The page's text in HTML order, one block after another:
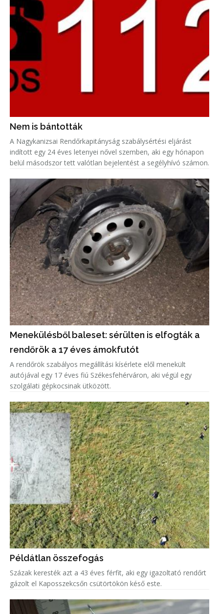
Nem is bántották
A Nagykanizsai Rendőrkapitányság szabálysértési eljárást
indított egy 24 éves letenyei nővel szemben, aki egy hónapon
belül másodszor tett valótlan bejelentést a segélyhívó számon.
Menekülésből baleset: sérülten is elfogták a
rendőrök a 17 éves ámokfutót
A rendőrök szabályos megállítási kísérlete elől menekült
autójával egy 17 éves fiú Székesfehérváron, aki végül egy
szolgálati gépkocsinak ütközött.
Példátlan összefogás
Százak keresték azt a 43 éves férfit, aki egy igazoltató rendőrt
gázolt el Kaposszekcsőn csütörtökön késő este.